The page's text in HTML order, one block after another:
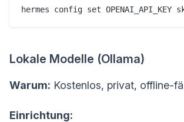
hermes config set OPENAI_API_KEY
Lokale Modelle (Ollama)
Warum: Kostenlos, privat, offline-
Einrichtung: